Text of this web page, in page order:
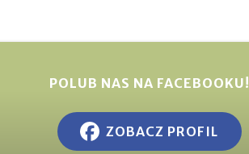
POLUB NAS NA FACEBOOKU!
ZOBACZ PROFIL